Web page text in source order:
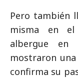
Pero también
misma en
albergue en
mostraron
confirma su